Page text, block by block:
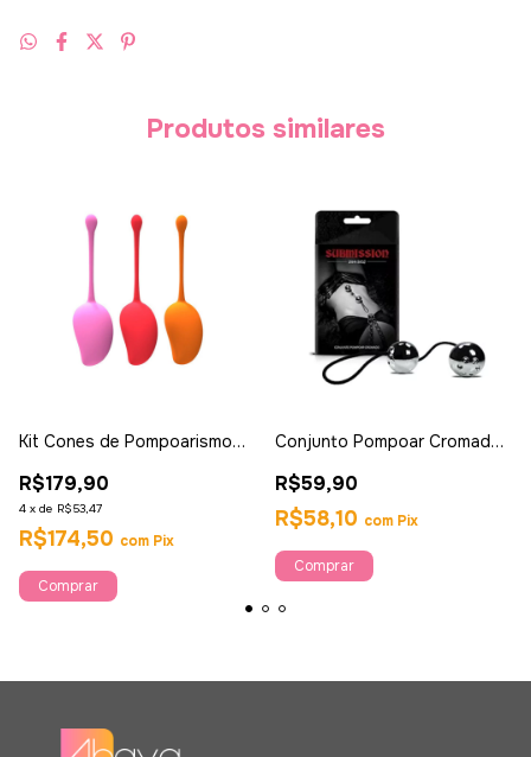
Produtos similares
Kit Cones de Pompoarismo
R$179,90
4 x de R$53,47
R$174,50 com Pix
Conjunto Pompoar Cromado
R$59,90
R$58,10 com Pix